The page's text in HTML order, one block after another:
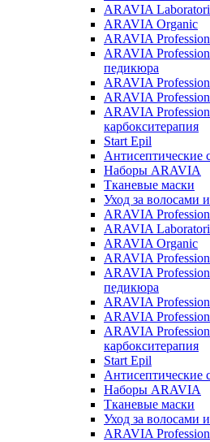
ARAVIA
ARAVIA Organic
ARAVIA
ARAVIA
педикюра
ARAVIA
ARAVIA
ARAVIA
карбокситерапия
Start Epil
Антисептические
Наборы ARAVIA
Тканевые маски
Уход за волосами
ARAVIA
ARAVIA
ARAVIA Organic
ARAVIA
ARAVIA
педикюра
ARAVIA
ARAVIA
ARAVIA
карбокситерапия
Start Epil
Антисептические
Наборы ARAVIA
Тканевые маски
Уход за волосами
ARAVIA